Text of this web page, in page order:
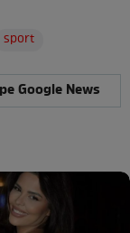
sport
Google News